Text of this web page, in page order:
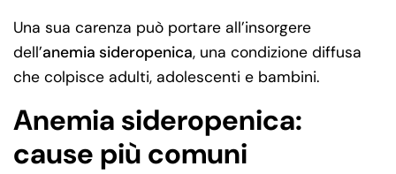
Una sua carenza può portare all’insorgere
dell’anemia sideropenica, una condizione diffusa
che colpisce adulti, adolescenti e bambini.
Anemia sideropenica:
cause più comuni